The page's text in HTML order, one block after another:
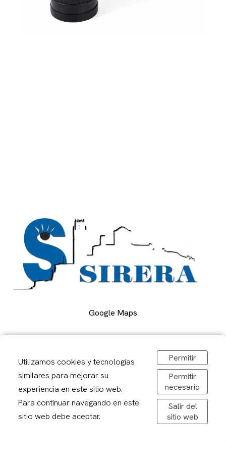
Google Maps
Carrer Alcalde Porqueres, 2, Lleida
973 241878
sirerafoto@gmail.com
Obrir a Google Maps
De dilluns a divendres: 08,30-20,00h
Dissabtes: 09:00 – 13:00
Utilizamos cookies y tecnologías
similares para mejorar su
experiencia en este sitio web.
Para continuar navegando en este
sitio web debe aceptar.
Permitir
Permitir
necesario
Salir del
sitio web